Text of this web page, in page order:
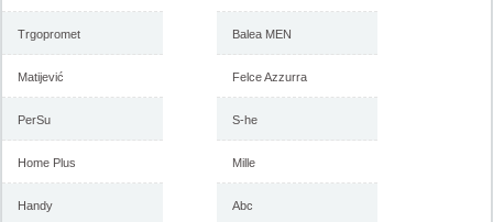
Trgopromet
Matijević
PerSu
Home Plus
Handy
Balea MEN
Felce Azzurra
S-he
Mille
Abc